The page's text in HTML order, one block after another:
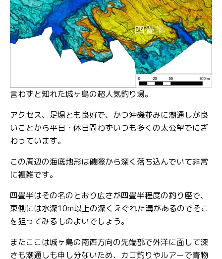
言わずと知れた城ヶ島の超人気釣り場。
アクセス、足場とも良好で、かつ沖磯並みに潮通しが良
いことから平日・休日問わずいつも多くの太公望でにぎ
わっています。
この周辺の海底地形は磯際から深く落ち込んでいて非常
に複雑です。
四畳半はその名のとおり広さが四畳半程度の釣り座で、
東側には水深10m以上の深くえぐれた溝があるのでそこ
を狙ってみるものよいでしょう。
またここは城ヶ島の南西方向の先端部で外洋に面して深
さも潮通しも申し分ないため、カゴ釣りやルアーで青物